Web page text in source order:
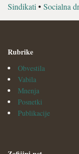
Sindikati • Socialna
Rubrike
Obvestila
Vabila
Mnenja
Posnetki
Publikacije